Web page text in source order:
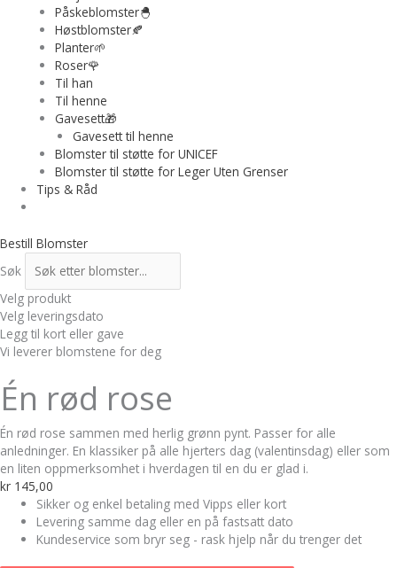
Påskeblomster🐣
Høstblomster🍂
Planter🌱
Roser🌹
Til han
Til henne
Gavesett🎁
Gavesett til henne
Blomster til støtte for UNICEF
Blomster til støtte for Leger Uten Grenser
Tips & Råd
Bestill Blomster
Søk
Velg produkt
Velg leveringsdato
Legg til kort eller gave
Vi leverer blomstene for deg
Én rød rose
Én rød rose sammen med herlig grønn pynt. Passer for alle
anledninger. En klassiker på alle hjerters dag (valentinsdag) eller som
en liten oppmerksomhet i hverdagen til en du er glad i.
kr 145,00
Sikker og enkel betaling med Vipps eller kort
Levering samme dag eller en på fastsatt dato
Kundeservice som bryr seg - rask hjelp når du trenger det